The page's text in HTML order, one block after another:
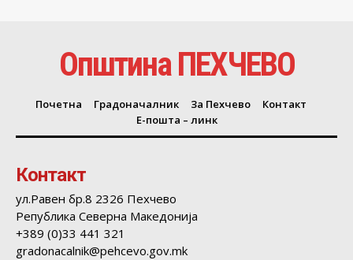
Општина ПЕХЧЕВО
Почетна Градоначалник За Пехчево
Контакт
Е-пошта – линк
Контакт
ул.Равен бр.8 2326 Пехчево
Република Северна Македонија
+389 (0)33 441 321
gradonacalnik@pehcevo.gov.mk